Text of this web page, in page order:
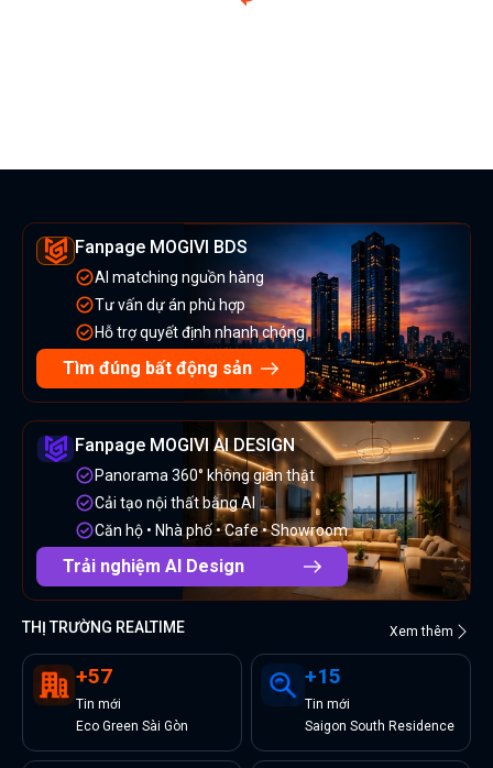
Fanpage MOGIVI BDS
AI matching nguồn hàng
Tư vấn dự án phù hợp
Hỗ trợ quyết định nhanh chóng
Tìm đúng bất động sản
Fanpage MOGIVI AI DESIGN
Panorama 360° không gian thật
Cải tạo nội thất bằng AI
Căn hộ • Nhà phố • Cafe • Showroom
Trải nghiệm AI Design
THỊ TRƯỜNG REALTIME Xem thêm
+57
Tin mới
Eco Green Sài Gòn
+15
Tin mới
Saigon South Residence